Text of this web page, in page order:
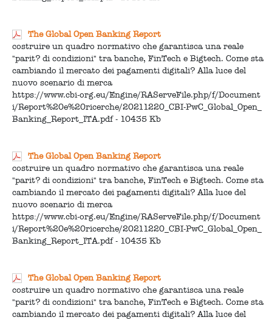
The Global Open Banking Report
costruire un quadro normativo che garantisca una reale
"parit? di condizioni" tra banche, FinTech e Bigtech. Come sta
cambiando il mercato dei pagamenti digitali? Alla luce del
nuovo scenario di merca
https://www.cbi-org.eu/Engine/RAServeFile.php/f/Document
i/Report%20e%20ricerche/20211220_CBI-PwC_Global_Open_
Banking_Report_ITA.pdf - 10435 Kb
The Global Open Banking Report
costruire un quadro normativo che garantisca una reale
"parit? di condizioni" tra banche, FinTech e Bigtech. Come sta
cambiando il mercato dei pagamenti digitali? Alla luce del
nuovo scenario di merca
https://www.cbi-org.eu/Engine/RAServeFile.php/f/Document
i/Report%20e%20ricerche/20211220_CBI-PwC_Global_Open_
Banking_Report_ITA.pdf - 10435 Kb
The Global Open Banking Report
costruire un quadro normativo che garantisca una reale
"parit? di condizioni" tra banche, FinTech e Bigtech. Come sta
cambiando il mercato dei pagamenti digitali? Alla luce del